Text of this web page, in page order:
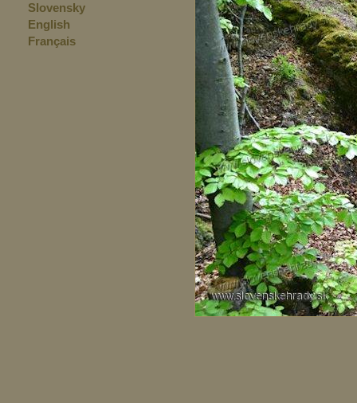
Slovensky
English
Français